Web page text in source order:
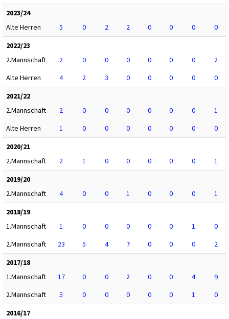
2023/24
Alte Herren
5 0 2 2 0 0 0
0
2022/23
2.Mannschaft
2 0 0 0 0 0 0
2
Alte Herren
4 2 3 0 0 0 0
0
2021/22
2.Mannschaft
2 0 0 0 0 0 0
1
Alte Herren
1 0 0 0 0 0 0
0
2020/21
2.Mannschaft
2 1 0 0 0 0 0
1
2019/20
2.Mannschaft
4 0 0 1 0 0 0
1
2018/19
1.Mannschaft
1 0 0 0 0 0 1
0
2.Mannschaft
23 5 4 7 0 0 0
2
2017/18
1.Mannschaft
17 0 0 2 0 0 4
9
2.Mannschaft
5 0 0 0 0 0 1
0
2016/17